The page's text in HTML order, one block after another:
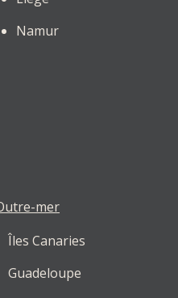
Namur
mer
Îles Canaries
Guadeloupe